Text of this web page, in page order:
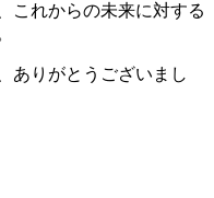
これからの未来に対する
ありがとうございまし